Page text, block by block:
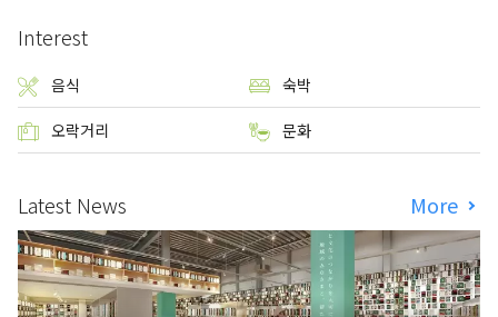
Interest
음식 숙박
오락거리 문화
Latest News More